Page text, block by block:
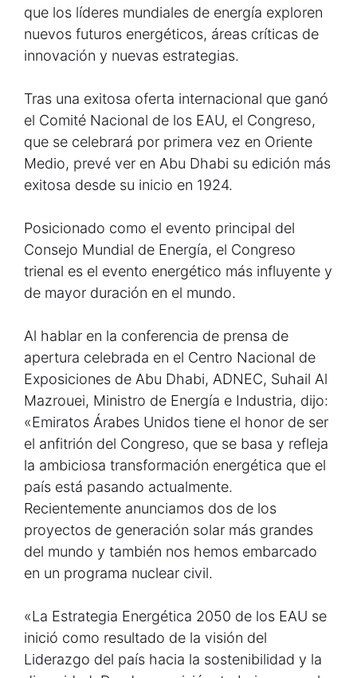
que los líderes mundiales de energía exploren
nuevos futuros energéticos, áreas críticas de
innovación y nuevas estrategias.
Tras una exitosa oferta internacional que ganó
el Comité Nacional de los EAU, el Congreso,
que se celebrará por primera vez en Oriente
Medio, prevé ver en Abu Dhabi su edición más
exitosa desde su inicio en 1924.
Posicionado como el evento principal del
Consejo Mundial de Energía, el Congreso
trienal es el evento energético más influyente y
de mayor duración en el mundo.
Al hablar en la conferencia de prensa de
apertura celebrada en el Centro Nacional de
Exposiciones de Abu Dhabi, ADNEC, Suhail Al
Mazrouei, Ministro de Energía e Industria, dijo:
«Emiratos Árabes Unidos tiene el honor de ser
el anfitrión del Congreso, que se basa y refleja
la ambiciosa transformación energética que el
país está pasando actualmente.
Recientemente anunciamos dos de los
proyectos de generación solar más grandes
del mundo y también nos hemos embarcado
en un programa nuclear civil.
«La Estrategia Energética 2050 de los EAU se
inició como resultado de la visión del
Liderazgo del país hacia la sostenibilidad y la